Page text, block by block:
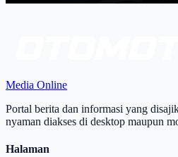
Media Online
Portal berita dan informasi yang
nyaman diakses di desktop maupun
Halaman